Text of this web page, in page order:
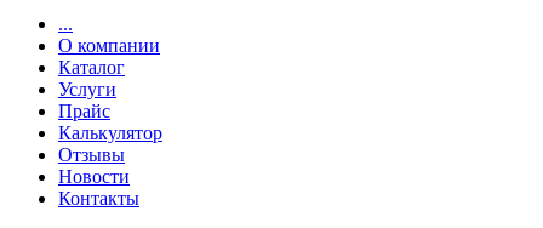
...
О компании
Каталог
Услуги
Прайс
Калькулятор
Отзывы
Новости
Контакты